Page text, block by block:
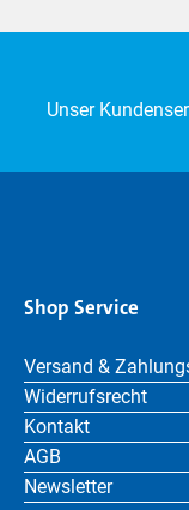
Unser
Shop Service
Versand &
Widerrufsrecht
Kontakt
AGB
Newsletter